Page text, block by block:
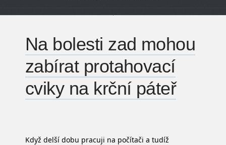
Na bolesti zad mohou
zabírat protahovací
cviky na krční páteř
Když delší dobu pracuji na počítači a tudíž